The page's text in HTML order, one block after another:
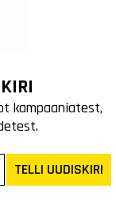
kampaaniatest,
TELLI UUDISKIRI